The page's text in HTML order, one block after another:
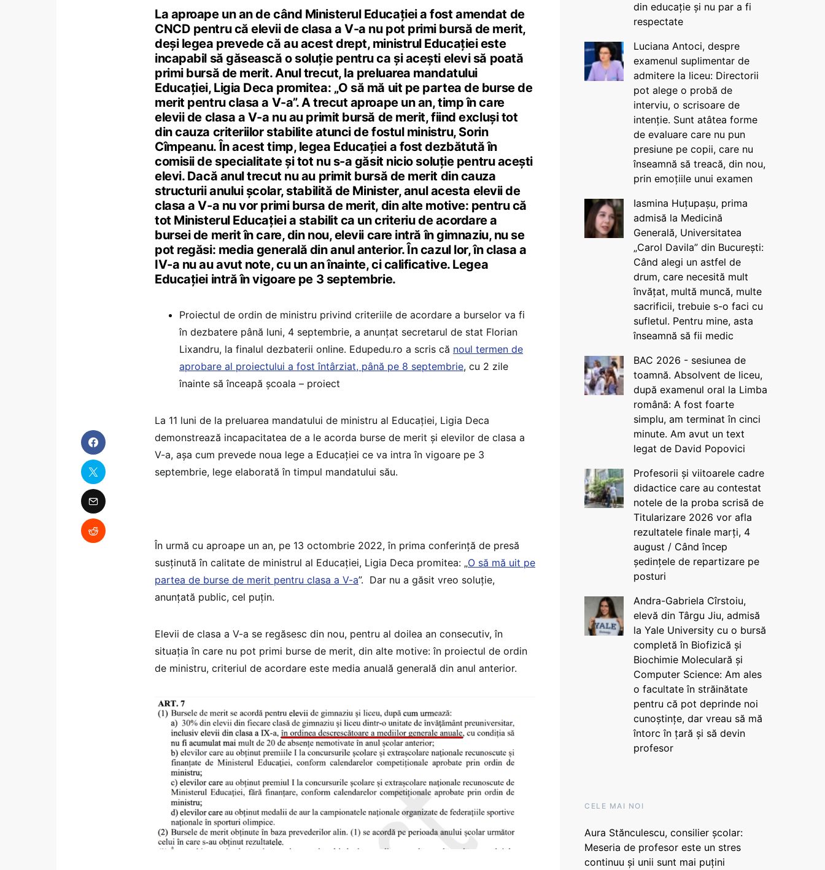
La aproape un an de când Ministerul Educației a fost amendat de
CNCD pentru că elevii de clasa a V-a nu pot primi bursă de merit,
deși legea prevede că au acest drept, ministrul Educației este
incapabil să găsească o soluție pentru ca și acești elevi să poată
primi bursă de merit. Anul trecut, la preluarea mandatului
Educației, Ligia Deca promitea: „O să mă uit pe partea de burse de
merit pentru clasa a V-a”. A trecut aproape un an, timp în care
elevii de clasa a V-a nu au primit bursă de merit, fiind excluși tot
din cauza criteriilor stabilite atunci de fostul ministru, Sorin
Cîmpeanu. În acest timp, legea Educației a fost dezbătută în
comisii de specialitate și tot nu s-a găsit nicio soluție pentru acești
elevi. Dacă anul trecut nu au primit bursă de merit din cauza
structurii anului școlar, stabilită de Minister, anul acesta elevii de
clasa a V-a nu vor primi bursa de merit, din alte motive: pentru că
tot Ministerul Educației a stabilit ca un criteriu de acordare a
bursei de merit în care, din nou, elevii care intră în gimnaziu, nu se
pot regăsi: media generală din anul anterior. În cazul lor, în clasa a
IV-a nu au avut note, cu un an înainte, ci calificative. Legea
Educației intră în vigoare pe 3 septembrie.
Proiectul de ordin de ministru privind criteriile de acordare a burselor va fi
în dezbatere până luni, 4 septembrie, a anunțat secretarul de stat Florian
Lixandru, la finalul dezbaterii online. Edupedu.ro a scris că noul termen de
aprobare al proiectului a fost întârziat, până pe 8 septembrie, cu 2 zile
înainte să înceapă școala – proiect
La 11 luni de la preluarea mandatului de ministru al Educației, Ligia Deca
demonstrează incapacitatea de a le acorda burse de merit și elevilor de clasa a
V-a, așa cum prevede noua lege a Educației ce va intra în vigoare pe 3
septembrie, lege elaborată în timpul mandatului său.
În urmă cu aproape un an, pe 13 octombrie 2022, în prima conferință de presă
susținută în calitate de ministrul al Educației, Ligia Deca promitea: „O să mă uit pe
partea de burse de merit pentru clasa a V-a”. Dar nu a găsit vreo soluție,
anunțată public, cel puțin.
Elevii de clasa a V-a se regăsesc din nou, pentru al doilea an consecutiv, în
situația în care nu pot primi burse de merit, din alte motive: în proiectul de ordin
de ministru, criteriul de acordare este media anuală generală din anul anterior.
din educație și nu par a fi
respectate
Luciana Antoci, despre
examenul suplimentar de
admitere la liceu: Directorii
pot alege o probă de
interviu, o scrisoare de
intenție. Sunt atâtea forme
de evaluare care nu pun
presiune pe copii, care nu
înseamnă să treacă, din nou,
prin emoțiile unui examen
Iasmina Huțupașu, prima
admisă la Medicină
Generală, Universitatea
„Carol Davila” din București:
Când alegi un astfel de
drum, care necesită mult
învățat, multă muncă, multe
sacrificii, trebuie s-o faci cu
sufletul. Pentru mine, asta
înseamnă să fii medic
BAC 2026 - sesiunea de
toamnă. Absolvent de liceu,
după examenul oral la Limba
română: A fost foarte
simplu, am terminat în cinci
minute. Am avut un text
legat de David Popovici
Profesorii și viitoarele cadre
didactice care au contestat
notele de la proba scrisă de
Titularizare 2026 vor afla
rezultatele finale marți, 4
august / Când încep
ședințele de repartizare pe
posturi
Andra-Gabriela Cîrstoiu,
elevă din Târgu Jiu, admisă
la Yale University cu o bursă
completă în Biofizică și
Biochimie Moleculară și
Computer Science: Am ales
o facultate în străinătate
pentru că pot deprinde noi
cunoștințe, dar vreau să mă
întorc în țară și să devin
profesor
CELE MAI NOI
Aura Stănculescu, consilier școlar:
Meseria de profesor este un stres
continuu și unii sunt mai puțini